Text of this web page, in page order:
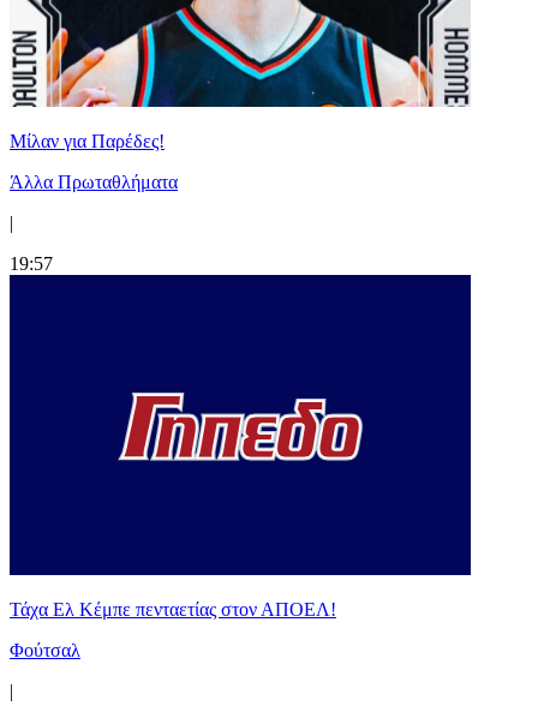
Μίλαν για Παρέδες!
Άλλα Πρωταθλήματα
|
19:57
Τάχα Ελ Κέμπε πενταετίας στον ΑΠΟΕΛ!
Φούτσαλ
|